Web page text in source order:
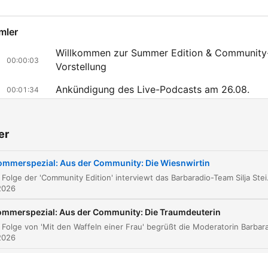
00:00:03
Willkommen zur Summer Edition &
Vorstellung
00:01:34 Ankündigung des Live-Podcasts am 26.08.
00:03:46
00:05:06 Die Logistik des Zeltaufbaus
00:10:05
00:23:42 Nach der Wiesn und die Arbeit im Zelt
00:28:44
Aus der Community: Die Wiesnwirtin
In dieser Folge der 'Community Edition' interviewt das
Aus der Community: Die Traumdeuterin